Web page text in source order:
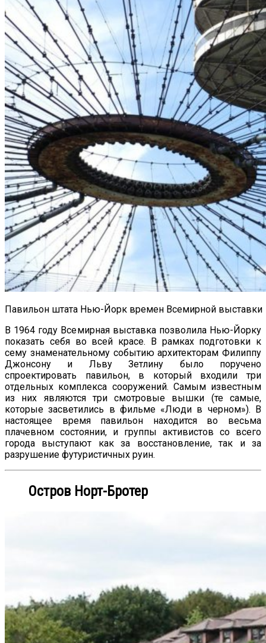
Павильон штата Нью-Йорк времен Всемирной выставки
В 1964 году Всемирная выставка позволила Нью-Йорку
показать себя во всей красе. В рамках подготовки к
сему знаменательному событию архитекторам Филиппу
Джонсону и Льву Зетлину было поручено
спроектировать павильон, в который входили три
отдельных комплекса сооружений. Самым известным
из них являются три смотровые вышки (те самые,
которые засветились в фильме «Люди в черном»). В
настоящее время павильон находится во весьма
плачевном состоянии, и группы активистов со всего
города выступают как за восстановление, так и за
разрушение футуристичных руин.
Остров Норт-Бротер